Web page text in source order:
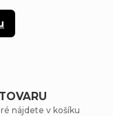
nájdete v košíku